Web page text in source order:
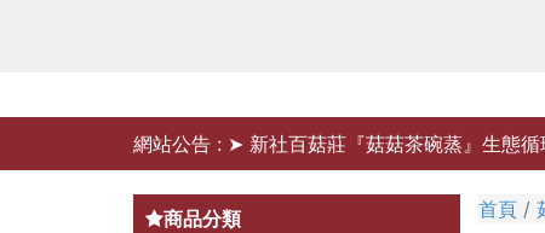
網站公告 : ➤ 新社百菇莊『菇菇茶碗蒸』生態
商品分類 首頁